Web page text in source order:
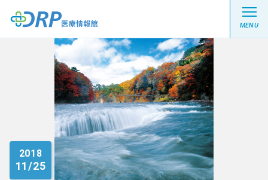
MENU
最新の注目記事
栄養健康レシピ
医療系学生記事
2018
11/25